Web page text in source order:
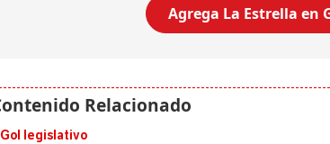
Agrega La Estrella en
Gol legislativo